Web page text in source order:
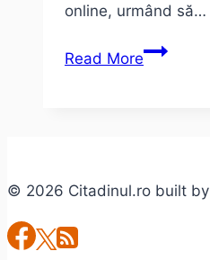
online, urmând să…
Read MoreCum
online
© 2026 Citadinul.ro built by